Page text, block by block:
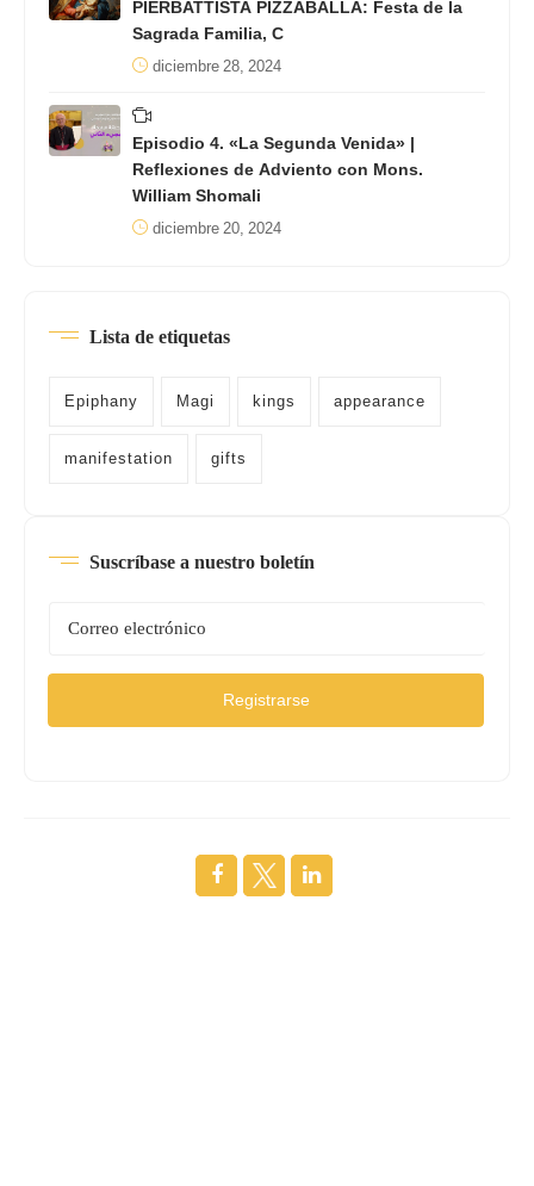
PIERBATTISTA PIZZABALLA: Festa de la
Sagrada Familia, C
diciembre 28, 2024
Episodio 4. «La Segunda Venida» |
Reflexiones de Adviento con Mons.
William Shomali
diciembre 20, 2024
Lista de etiquetas
Epiphany Magi kings
appearance
manifestation
gifts
Suscríbase a nuestro boletín
Registrarse